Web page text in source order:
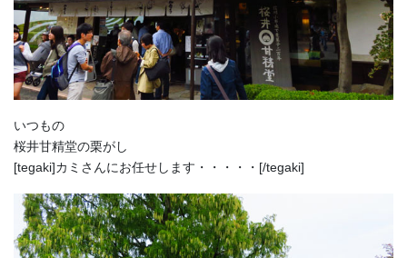
いつもの
桜井甘精堂の栗がし
[tegaki]カミさんにお任せします・・・・・[/tegaki]